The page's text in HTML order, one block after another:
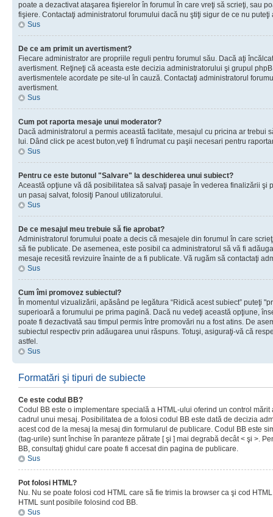
poate a dezactivat ataşarea fişierelor în forumul în care vreţi să scrieţi, sau
fişiere. Contactaţi administratorul forumului dacă nu ştiţi sigur de ce nu
Sus
De ce am primit un avertisment?
Fiecare administrator are propriile reguli pentru forumul său. Dacă aţi
avertisment. Reţineţi că aceasta este decizia administratorului şi grupul
avertismentele acordate pe site-ul în cauză. Contactaţi administratorul
avertisment.
Sus
Cum pot raporta mesaje unui moderator?
Dacă administratorul a permis această faclitate, mesajul cu pricina ar trebui
lui. Dând click pe acest buton,veţi fi îndrumat cu paşii necesari pentru
Sus
Pentru ce este butonul "Salvare" la deschiderea unui subiect?
Această opţiune vă dă posibilitatea să salvaţi pasaje în vederea finalizării şi
un pasaj salvat, folosiţi Panoul utilizatorului.
Sus
De ce mesajul meu trebuie să fie aprobat?
Administratorul forumului poate a decis că mesajele din forumul în care
să fie publicate. De asemenea, este posibil ca administratorul să vă fi
mesaje recesită revizuire înainte de a fi publicate. Vă rugăm să contactaţi
Sus
Cum îmi promovez subiectul?
În momentul vizualizării, apăsând pe legătura “Ridică acest subiect” puteţi
superioară a forumului pe prima pagină. Dacă nu vedeţi această opţiune,
poate fi dezactivată sau timpul permis între promovări nu a fost atins. De
subiectul respectiv prin adăugarea unui răspuns. Totuşi, asiguraţi-vă că
astfel.
Sus
Formatări şi tipuri de subiecte
Ce este codul BB?
Codul BB este o implementare specială a HTML-ului oferind un control
cadrul unui mesaj. Posibilitatea de a folosi codul BB este dată de decizia
acest cod de la mesaj la mesaj din formularul de publicare. Codul BB este
(tag-urile) sunt închise în paranteze pătrate [ şi ] mai degrabă decât < şi >.
BB, consultaţi ghidul care poate fi accesat din pagina de publicare.
Sus
Pot folosi HTML?
Nu. Nu se poate folosi cod HTML care să fie trimis la browser ca şi cod
HTML sunt posibile folosind cod BB.
Sus